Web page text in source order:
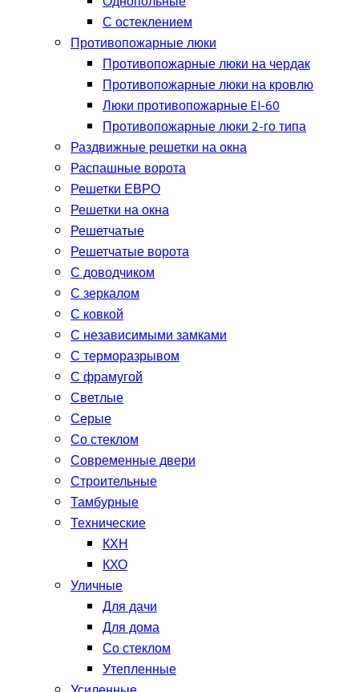
С остеклением
Противопожарные люки
Противопожарные люки на чердак
Противопожарные люки на кровлю
Люки противопожарные EI-60
Противопожарные люки 2-го типа
Раздвижные решетки на окна
Распашные ворота
Решетки ЕВРО
Решетки на окна
Решетчатые
Решетчатые ворота
С доводчиком
С зеркалом
С ковкой
С независимыми замками
С терморазрывом
С фрамугой
Светлые
Серые
Со стеклом
Современные двери
Строительные
Тамбурные
Технические
КХН
КХО
Уличные
Для дачи
Для дома
Со стеклом
Утепленные